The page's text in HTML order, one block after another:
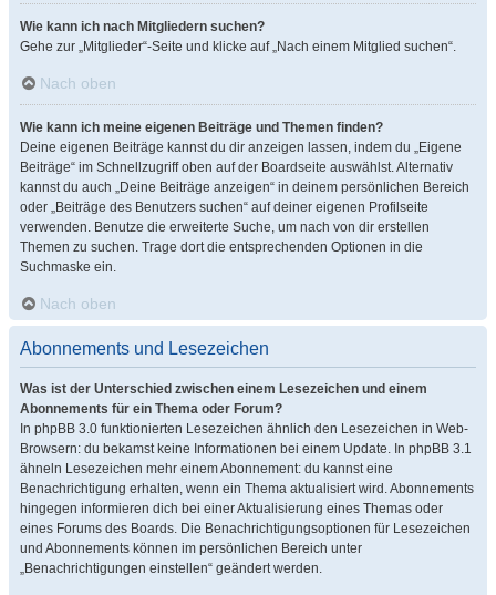
Wie kann ich nach Mitgliedern suchen?
Gehe zur „Mitglieder“-Seite und klicke auf „Nach einem Mitglied suchen“.
Nach oben
Wie kann ich meine eigenen Beiträge und Themen finden?
Deine eigenen Beiträge kannst du dir anzeigen lassen, indem du „Eigene
Beiträge“ im Schnellzugriff oben auf der Boardseite auswählst. Alternativ
kannst du auch „Deine Beiträge anzeigen“ in deinem persönlichen Bereich
oder „Beiträge des Benutzers suchen“ auf deiner eigenen Profilseite
verwenden. Benutze die erweiterte Suche, um nach von dir erstellen
Themen zu suchen. Trage dort die entsprechenden Optionen in die
Suchmaske ein.
Nach oben
Abonnements und Lesezeichen
Was ist der Unterschied zwischen einem Lesezeichen und einem
Abonnements für ein Thema oder Forum?
In phpBB 3.0 funktionierten Lesezeichen ähnlich den Lesezeichen in Web-
Browsern: du bekamst keine Informationen bei einem Update. In phpBB 3.1
ähneln Lesezeichen mehr einem Abonnement: du kannst eine
Benachrichtigung erhalten, wenn ein Thema aktualisiert wird. Abonnements
hingegen informieren dich bei einer Aktualisierung eines Themas oder
eines Forums des Boards. Die Benachrichtigungsoptionen für Lesezeichen
und Abonnements können im persönlichen Bereich unter
„Benachrichtigungen einstellen“ geändert werden.